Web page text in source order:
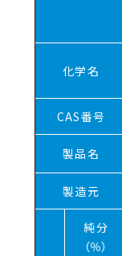
化学名
CAS番号
製品名
製造元
純分
（％）